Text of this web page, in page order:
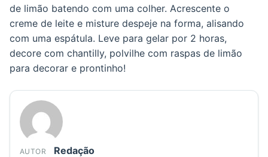
de limão batendo com uma colher. Acrescente o
creme de leite e misture despeje na forma, alisando
com uma espátula. Leve para gelar por 2 horas,
decore com chantilly, polvilhe com raspas de limão
para decorar e prontinho!
AUTOR
Redação